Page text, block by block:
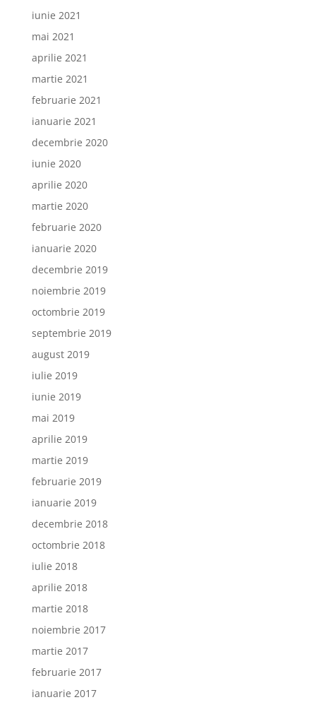
iunie 2021
mai 2021
aprilie 2021
martie 2021
februarie 2021
ianuarie 2021
decembrie 2020
iunie 2020
aprilie 2020
martie 2020
februarie 2020
ianuarie 2020
decembrie 2019
noiembrie 2019
octombrie 2019
septembrie 2019
august 2019
iulie 2019
iunie 2019
mai 2019
aprilie 2019
martie 2019
februarie 2019
ianuarie 2019
decembrie 2018
octombrie 2018
iulie 2018
aprilie 2018
martie 2018
noiembrie 2017
martie 2017
februarie 2017
ianuarie 2017